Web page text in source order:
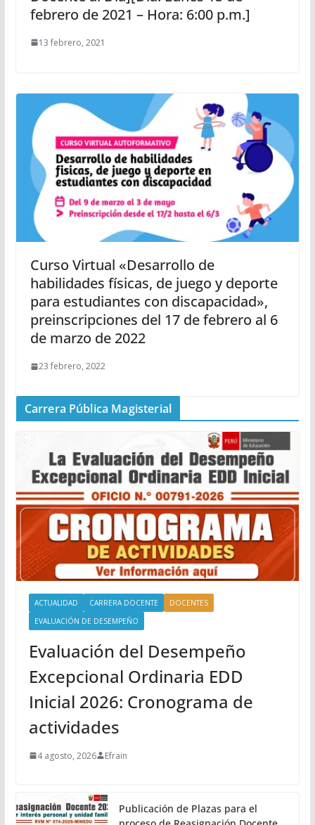
febrero de 2021 – Hora: 6:00 p.m.]
13 febrero, 2021
Curso Virtual «Desarrollo de
habilidades físicas, de juego y deporte
para estudiantes con discapacidad»,
preinscripciones del 17 de febrero al 6
de marzo de 2022
23 febrero, 2022
Carrera Pública Magisterial
ACTUALIDAD CARRERA DOCENTE
DOCENTES
EVALUACIÓN DE DESEMPEÑO
Evaluación del Desempeño
Excepcional Ordinaria EDD
Inicial 2026: Cronograma de
actividades
4 agosto, 2026 Efrain
Publicación de Plazas para el